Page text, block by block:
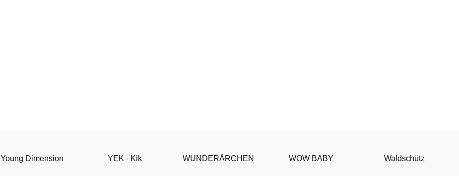
Young Dimension YEK - Kik WUNDERÄRCHEN WOW BABY Waldschütz